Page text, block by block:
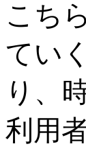
こち
てい
り、
利用